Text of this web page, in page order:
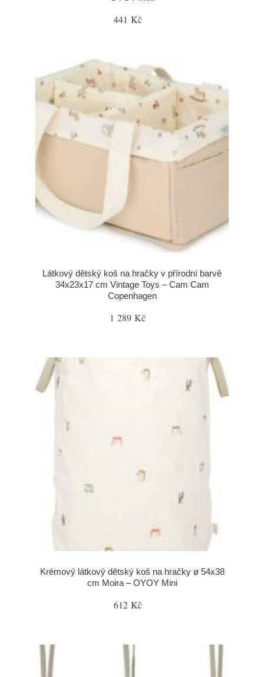
441 Kč
Látkový dětský koš na hračky v přírodní barvě
34x23x17 cm Vintage Toys – Cam Cam
Copenhagen
1 289 Kč
Krémový látkový dětský koš na hračky ø 54x38
cm Moira – OYOY Mini
612 Kč